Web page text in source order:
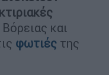
και
φωτιές της